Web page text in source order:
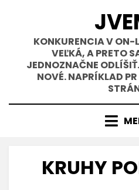
KONKURENCIA V ON-
VEĽKÁ, A PRETO
JEDNOZNAČNE
NOVÉ. NAPRÍKLAD
KRUHY